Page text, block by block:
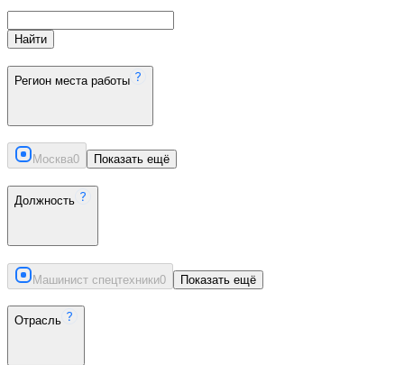
Найти
Регион места работы
Москва0 Показать ещё
Должность
Машинист спецтехники0 Показать ещё
Отрасль